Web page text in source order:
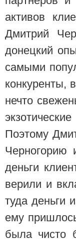
активов
Дмитрий
донецкий
самыми
конкуренты,
нечто
Поэтому
Черногорию
деньги
верили и
туда деньги
ему
была чисто